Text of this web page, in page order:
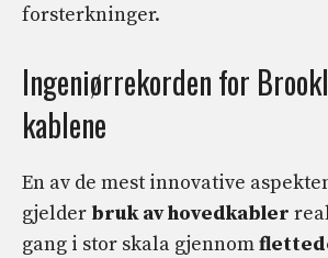
forsterkninger.
Ingeniørrekorden for
kablene
En av de mest innovative
gjelder bruk av hovedkabler
gang i stor skala gjennom